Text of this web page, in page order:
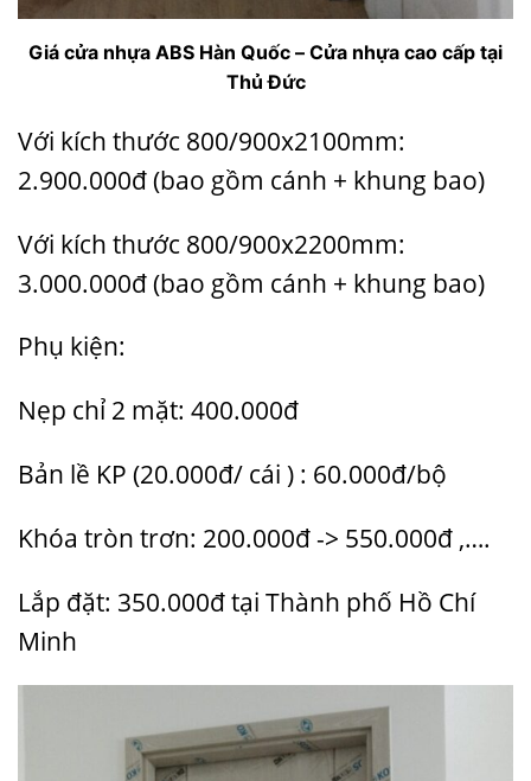
Giá cửa nhựa ABS Hàn Quốc – Cửa nhựa cao cấp tại
Thủ Đức
Với kích thước 800/900x2100mm:
2.900.000đ (bao gồm cánh + khung bao)
Với kích thước 800/900x2200mm:
3.000.000đ (bao gồm cánh + khung bao)
Phụ kiện:
Nẹp chỉ 2 mặt: 400.000đ
Bản lề KP (20.000đ/ cái ) : 60.000đ/bộ
Khóa tròn trơn: 200.000đ -> 550.000đ ,….
Lắp đặt: 350.000đ tại Thành phố Hồ Chí
Minh